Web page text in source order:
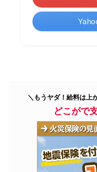
＼もうヤダ！給料は上
どこがで